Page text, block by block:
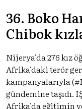
36. Boko
Chibok
Nijerya'da 276 kız
Afrika'daki terör
kampanyalarıyla
gündemine taşıdı.
Afrika'da eğitimin